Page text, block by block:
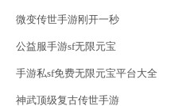
微变传世手游刚开一秒
公益服手游sf无限元宝
手游私sf免费无限元宝平台大全
神武顶级复古传世手游